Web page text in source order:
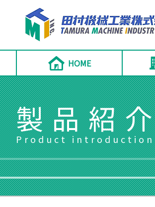
HOME
製品紹
Product introduction